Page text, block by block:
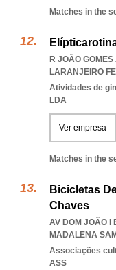
Matches in the
R JOÃO
LARANJEIRO
Atividades de
LDA
Ver empresa
Matches in the
Bicicletas
Chaves
AV DOM JOÃO I
MADALENA
Associações
ASS